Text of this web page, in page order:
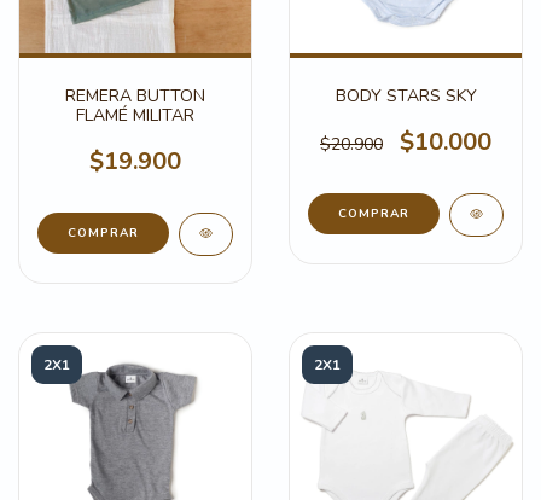
REMERA BUTTON
FLAMÉ MILITAR
$19.900
COMPRAR
BODY STARS SKY
$20.900 $10.000
COMPRAR
2X1 2X1